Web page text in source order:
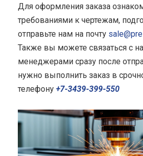
Для оформления заказа
требованиями к чертежам,
отправьте нам на почту
Также вы можете связаться с
менеджерами сразу после
нужно выполнить заказ в
телефону +7-3439-399-550